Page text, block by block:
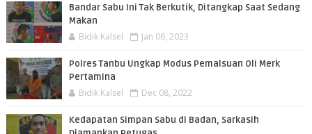
Bandar Sabu Ini Tak Berkutik, Ditangkap Saat Sedang
Makan
Bidik Kalsel Jan 06, 2023
Polres Tanbu Ungkap Modus Pemalsuan Oli Merk
Pertamina
Bidik Kalsel Dec 08, 2022
Kedapatan Simpan Sabu di Badan, Sarkasih